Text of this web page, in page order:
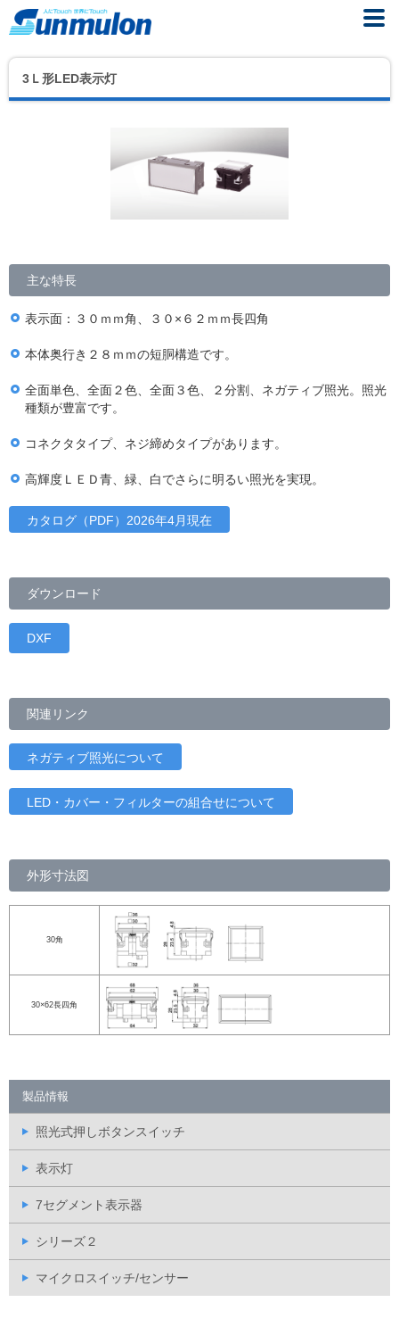
3Ｌ形LED表示灯
主な特長
表示面：３０ｍｍ角、３０×６２ｍｍ長四角
本体奥行き２８ｍｍの短胴構造です。
全面単色、全面２色、全面３色、２分割、ネガティブ照光。照光
種類が豊富です。
コネクタタイプ、ネジ締めタイプがあります。
高輝度ＬＥＤ青、緑、白でさらに明るい照光を実現。
カタログ（PDF）2026年4月現在
ダウンロード
DXF
関連リンク
ネガティブ照光について
LED・カバー・フィルターの組合せについて
外形寸法図
30角
30×62長四角
製品情報
照光式押しボタンスイッチ
表示灯
7セグメント表示器
シリーズ２
マイクロスイッチ/センサー